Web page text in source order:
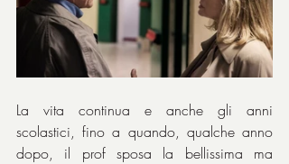
La vita continua e anche gli anni
scolastici, fino a quando, qualche anno
dopo, il prof sposa la bellissima ma